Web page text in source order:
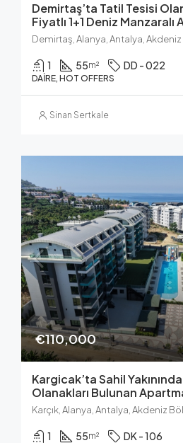
Demirtaş’ta Tatil Tesisi
Fiyatlı 1+1 Deniz Manzaralı
Demirtaş, Alanya, Antalya,
1 55m² DD - 022
DAIRE, HOT OFFERS
Sinan Sertkale
€110,000
Kargicak’ta Sahil
Olanakları Bulunan
Karçık, Alanya, Antalya, Akdeniz
1 55m² DK - 106